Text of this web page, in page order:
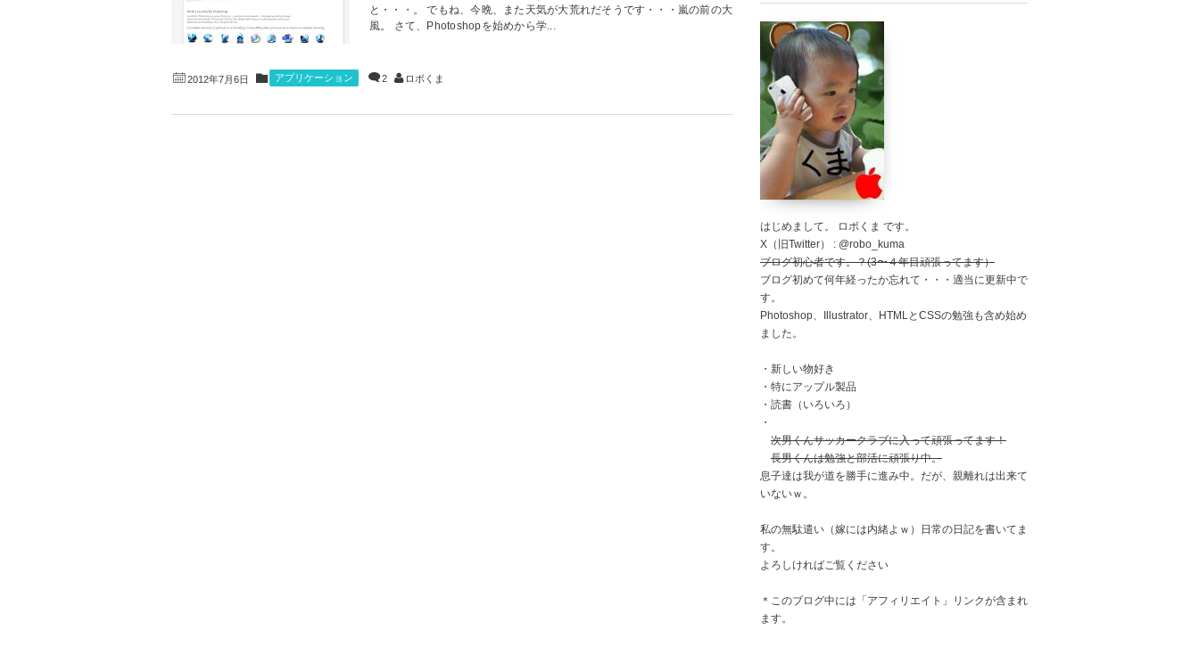
と・・・。 でもね、今晩、また天気が大荒れだそうです・・・嵐の前の大
風。 さて、Photoshopを始めから学...
2012年7月6日 アプリケーション 2 ロボくま
はじめまして。 ロボくま です。
X（旧Twitter） : @robo_kuma
ブログ初心者です。？(3〜４年目頑張ってます）
ブログ初めて何年経ったか忘れて・・・適当に更新中で
す。
Photoshop、Illustrator、HTMLとCSSの勉強も含め始め
ました。
・新しい物好き
・特にアップル製品
・読書（いろいろ）
・
次男くんサッカークラブに入って頑張ってます！
長男くんは勉強と部活に頑張り中。
息子達は我が道を勝手に進み中。だが、親離れは出来て
いないｗ。
私の無駄遣い（嫁には内緒よｗ）日常の日記を書いてま
す。
よろしければご覧ください
＊このブログ中には「アフィリエイト」リンクが含まれ
ます。